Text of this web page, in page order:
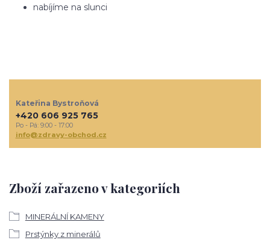
nabíjíme na slunci
Zboží zařazeno v kategoriích
MINERÁLNÍ KAMENY
Prstýnky z minerálů
Kateřina Bystroňová
+420 606 925 765
Po - Pá: 9:00 - 17:00
info@zdravy-obchod.cz